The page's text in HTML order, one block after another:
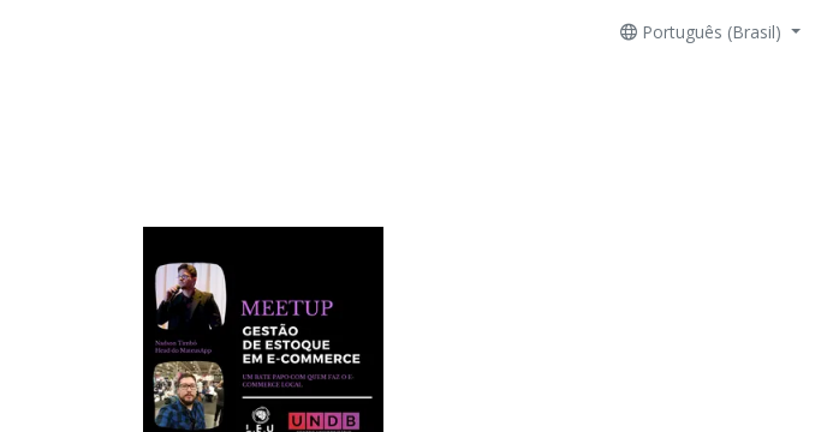
Português (Brasil)